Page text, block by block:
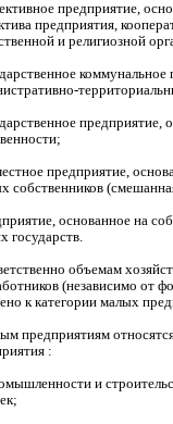
предприятие,
предприятия,
и религиозной
предприятие,
предприятие,
собственников
основанное на
государств.
объемам
(независимо от
к категории малых
предприятиям
:
и